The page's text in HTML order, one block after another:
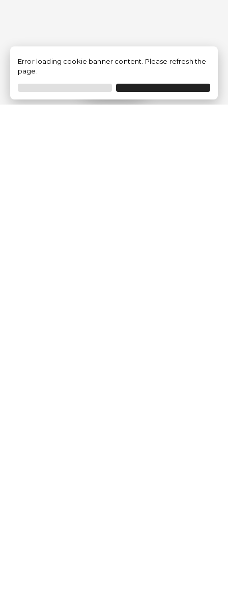
Filtrer
Error loading cookie banner content. Please refresh the
page.